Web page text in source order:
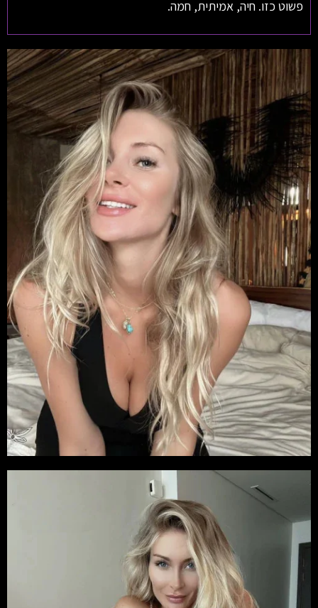
פשוט כזו. חיה, אמיתית, חמה.